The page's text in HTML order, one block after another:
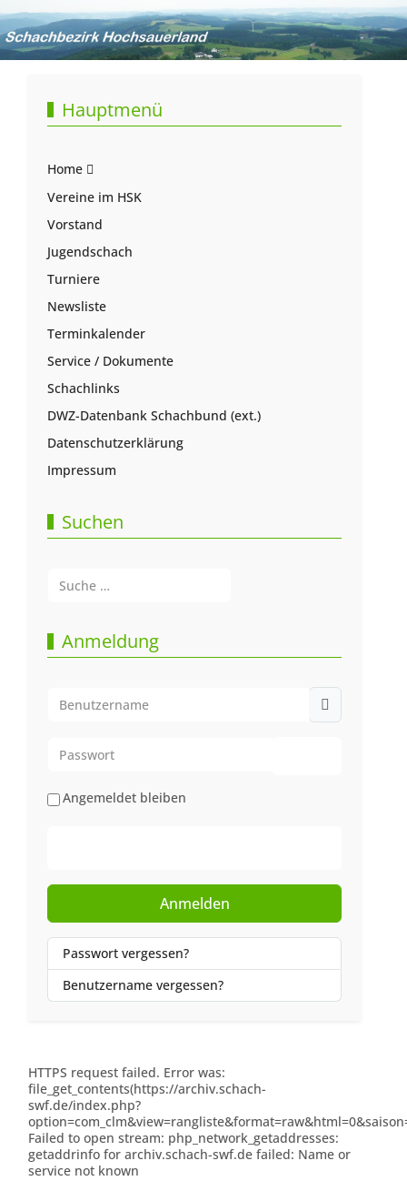
Hauptmenü
Home
Vereine im HSK
Vorstand
Jugendschach
Turniere
Newsliste
Terminkalender
Service / Dokumente
Schachlinks
DWZ-Datenbank Schachbund (ext.)
Datenschutzerklärung
Impressum
Suchen
Anmeldung
Angemeldet bleiben
Anmelden
Passwort vergessen?
Benutzername vergessen?
HTTPS request failed. Error was:
file_get_contents(https://archiv.schach-
swf.de/index.php?
Failed to open stream: php_network_getaddresses:
getaddrinfo for archiv.schach-swf.de failed: Name or
service not known